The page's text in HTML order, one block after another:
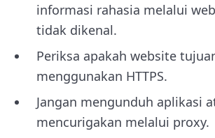
informasi rahasia melalui
tidak dikenal.
Periksa apakah website
menggunakan HTTPS.
Jangan mengunduh aplikasi
mencurigakan melalui proxy.